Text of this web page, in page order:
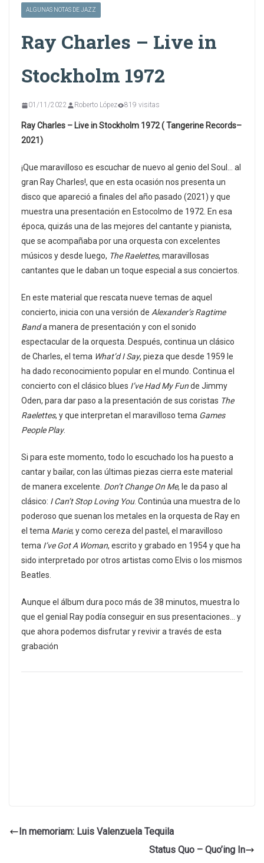
ALGUNAS NOTAS DE JAZZ
Ray Charles – Live in
Stockholm 1972
01/11/2022 Roberto López 819 visitas
Ray Charles – Live in Stockholm 1972 ( Tangerine Records–
2021)
¡Que maravilloso es escuchar de nuevo al genio del Soul… al
gran Ray Charles!, que en esta ocasión nos presenta un
disco que apareció a finales del año pasado (2021) y que
muestra una presentación en Estocolmo de 1972. En esa
época, quizás una de las mejores del cantante y pianista,
que se acompañaba por una orquesta con excelentes
músicos y desde luego, The Raelettes, maravillosas
cantantes que le daban un toque especial a sus conciertos.
En este material que rescata nueve temas de aquel
concierto, inicia con una versión de Alexander’s Ragtime
Banda manera de presentación y con el sonido
espectacular de la orquesta. Después, continua un clásico
de Charles, el tema What’d I Say, pieza que desde 1959 le
ha dado reconocimiento popular en el mundo. Continua el
concierto con el clásico blues I’ve Had My Funde Jimmy
Oden, para dar paso a la presentación de sus coristas The
Raelettes, y que interpretan el maravilloso tema Games
People Play.
Si para este momento, todo lo escuchado los ha puesto a
cantar y bailar, con las últimas piezas cierra este material
de manera excelente. Don’t Change On Me, le da paso al
clásico: I Can’t Stop Loving You. Continúa una muestra de lo
poderoso que suenan los metales en la orquesta de Ray en
el tema Marie; y como cereza del pastel, el maravilloso
tema I’ve Got A Woman, escrito y grabado en 1954 y que ha
sido interpretado por otros artistas como Elvis o los mismos
Beatles.
Aunque el álbum dura poco más de 38 minutos, muestra lo
que el genial Ray podía conseguir en sus presentaciones… y
que ahora podemos disfrutar y revivir a través de esta
grabación
In memoriam: Luis Valenzuela Tequila
Status Quo – Quo’ing In